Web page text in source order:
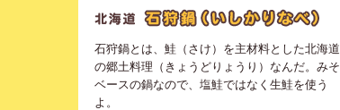
石狩鍋とは、鮭（さけ）を主材料とした北海道
の郷土料理（きょうどりょうり）なんだ。みそ
ベースの鍋なので、塩鮭ではなく生鮭を使う
よ。